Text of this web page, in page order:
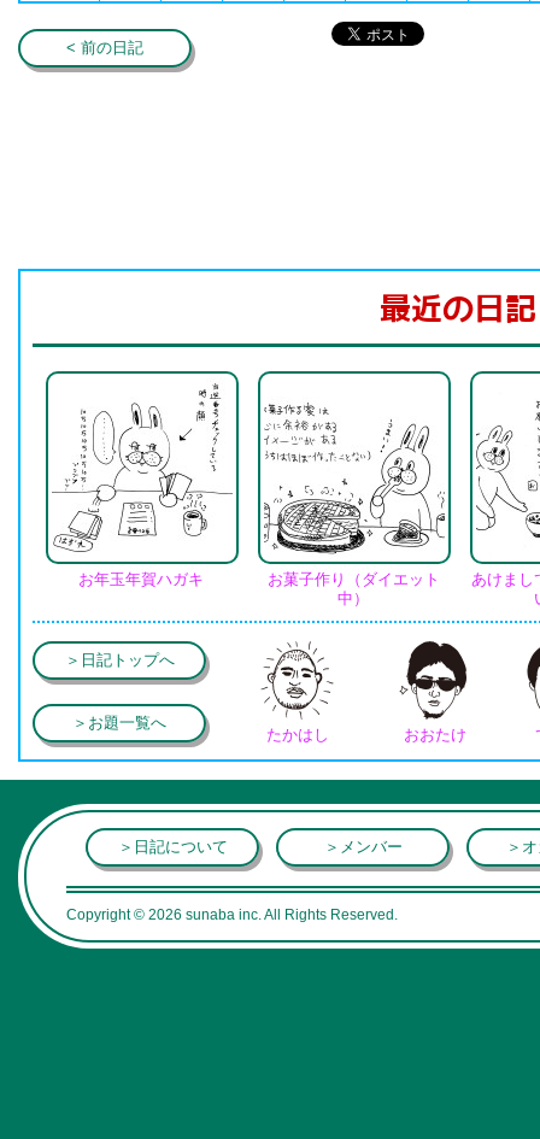
< 前の日記
最近の日記
お年玉年賀ハガキ
お菓子作り（ダイエット
中）
あけまし
＞日記トップへ
＞お題一覧へ
たかはし おおたけ
＞日記について ＞メンバー ＞
Copyright © 2026 sunaba inc. All Rights Reserved.